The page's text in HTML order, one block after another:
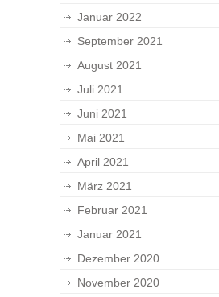
Januar 2022
September 2021
August 2021
Juli 2021
Juni 2021
Mai 2021
April 2021
März 2021
Februar 2021
Januar 2021
Dezember 2020
November 2020